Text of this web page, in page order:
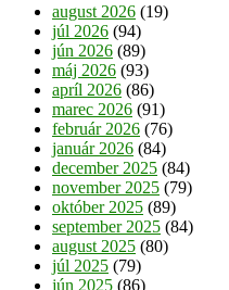
august 2026 (19)
júl 2026 (94)
jún 2026 (89)
máj 2026 (93)
apríl 2026 (86)
marec 2026 (91)
február 2026 (76)
január 2026 (84)
december 2025 (84)
november 2025 (79)
október 2025 (89)
september 2025 (84)
august 2025 (80)
júl 2025 (79)
jún 2025 (86)